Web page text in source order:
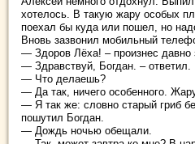
хотелось. В такую жару особых
поехал бы куда или пошел, но
Вновь зазвонил мобильный
— Здоров Лёха! – произнес давно
— Здравствуй, Богдан. – ответил.
— Что делаешь?
— Да так, ничего особенного.
— Я так же: словно старый гриб
пошутил Богдан.
— Дождь ночью обещали.